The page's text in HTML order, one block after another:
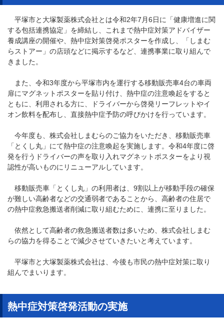
平塚市と大塚製薬株式会社とは令和2年7月6日に「健康増進に関
する包括連携協定」を締結し、これまで熱中症対策アドバイザー
養成講座の開催や、熱中症対策啓発ポスターを作成し、「しまむ
らストアー」の店頭などに掲示するなど、連携事業に取り組んで
きました。
また、令和3年度から平塚市内を運行する移動販売車4台の車両
扉にマグネットポスターを貼り付け、熱中症の注意喚起をすると
ともに、利用される方に、ドライバーから啓発リーフレットやイ
オン飲料を配布し、直接熱中症予防の呼びかけを行っています。
今年度も、株式会社しまむらのご協力をいただき、移動販売車
「とくし丸」にて熱中症の注意喚起を実施します。令和4年度に啓
発を行うドライバーの声を取り入れマグネットポスターをより視
認性が高いものにリニューアルしています。
移動販売車「とくし丸」の利用者は、9割以上が移動手段の確保
が難しい高齢者などの交通弱者であることから、高齢者の住居で
の熱中症救急搬送者削減に取り組むために、連携に至りました。
依然として高齢者の救急搬送者数は多いため、株式会社しまむ
らの協力を得ることで減少させていきたいと考えています。
平塚市と大塚製薬株式会社は、今後も市民の熱中症対策に取り
組んでまいります。
熱中症対策啓発活動の実施